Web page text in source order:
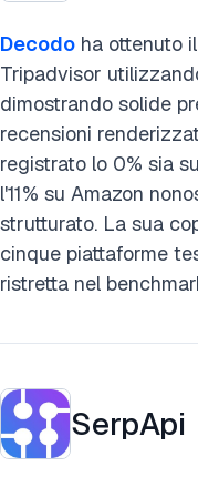
Decodo ha ottenuto
Tripadvisor
dimostrando solide
recensioni
registrato lo 0% sia
l'11% su Amazon
strutturato. La sua
cinque piattaforme
ristretta nel
SerpApi